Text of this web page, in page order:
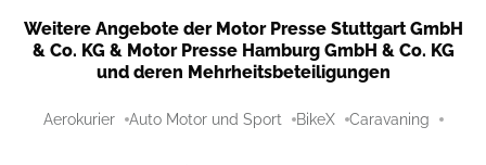
Weitere Angebote der Motor Presse Stuttgart GmbH
& Co. KG & Motor Presse Hamburg GmbH & Co. KG
und deren Mehrheitsbeteiligungen
Aerokurier Auto Motor und Sport BikeX Caravaning